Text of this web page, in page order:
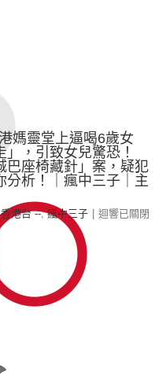
媽靈堂上逼喝6歲女
，引致女兒驚恐！
巴座椅藏針」案，疑犯
分析！｜瘋中三子｜主
港台 --,瘋中三子 迴響已關閉